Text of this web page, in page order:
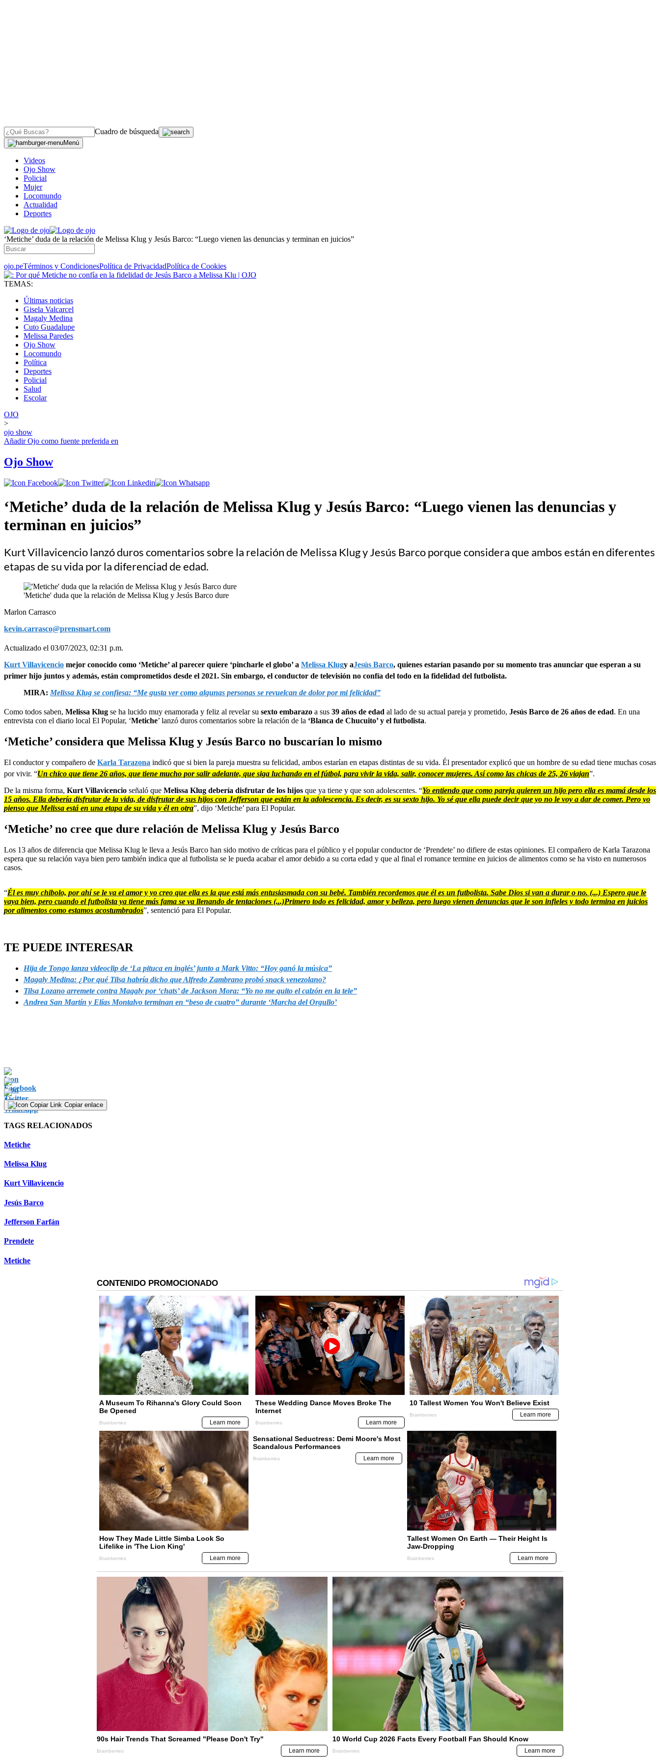
Cuadro de búsqueda
Menú
Videos
Ojo Show
Policial
Mujer
Locomundo
Actualidad
Deportes
‘Metiche’ duda de la relación de Melissa Klug y Jesús Barco: “Luego vienen las denuncias y terminan en juicios”
ojo.peTérminos y CondicionesPolítica de PrivacidadPolítica de Cookies
TEMAS:
Últimas noticias
Gisela Valcarcel
Magaly Medina
Cuto Guadalupe
Melissa Paredes
Ojo Show
Locomundo
Política
Deportes
Policial
Salud
Escolar
OJO
>
ojo show
AñadirOjo como fuente preferida en
Ojo Show
‘Metiche’ duda de la relación de Melissa Klug y Jesús Barco: “Luego vienen las denuncias y
terminan en juicios”
Kurt Villavicencio lanzó duros comentarios sobre la relación de Melissa Klug y Jesús Barco porque considera que ambos están en diferentes
etapas de su vida por la diferenciad de edad.
'Metiche' duda que la relación de Melissa Klug y Jesús Barco dure
Marlon Carrasco
kevin.carrasco@prensmart.com
Actualizado el 03/07/2023, 02:31 p.m.
Kurt Villavicencio mejor conocido como ‘Metiche’ al parecer quiere ‘pincharle el globo’ a Melissa Klugy aJesús Barco, quienes estarían pasando por su momento tras anunciar que esperan a su
primer hijo juntos y además, están comprometidos desde el 2021. Sin embargo, el conductor de televisión no confía del todo en la fidelidad del futbolista.
MIRA: Melissa Klug se confiesa: “Me gusta ver como algunas personas se revuelcan de dolor por mi felicidad”
Como todos saben, Melissa Klug se ha lucido muy enamorada y feliz al revelar su sexto embarazo a sus 39 años de edad al lado de su actual pareja y prometido, Jesús Barco de 26 años de edad. En una
entrevista con el diario local El Popular, ‘Metiche’ lanzó duros comentarios sobre la relación de la ‘Blanca de Chucuito’ y el futbolista.
‘Metiche’ considera que Melissa Klug y Jesús Barco no buscarían lo mismo
El conductor y compañero de Karla Tarazona indicó que si bien la pareja muestra su felicidad, ambos estarían en etapas distintas de su vida. Él presentador explicó que un hombre de su edad tiene muchas cosas
por vivir. “Un chico que tiene 26 años, que tiene mucho por salir adelante, que siga luchando en el fútbol, para vivir la vida, salir, conocer mujeres. Así como las chicas de 25, 26 viajan”.
De la misma forma, Kurt Villavicencio señaló que Melissa Klug debería disfrutar de los hijos que ya tiene y que son adolescentes. “Yo entiendo que como pareja quieren un hijo pero ella es mamá desde los
15 años. Ella debería disfrutar de la vida, de disfrutar de sus hijos con Jefferson que están en la adolescencia. Es decir, es su sexto hijo. Yo sé que ella puede decir que yo no le voy a dar de comer. Pero yo
pienso que Melissa está en una etapa de su vida y él en otra”, dijo ‘Metiche’ para El Popular.
‘Metiche’ no cree que dure relación de Melissa Klug y Jesús Barco
Los 13 años de diferencia que Melissa Klug le lleva a Jesús Barco han sido motivo de críticas para el público y el popular conductor de ‘Prendete’ no difiere de estas opiniones. El compañero de Karla Tarazona
espera que su relación vaya bien pero también indica que al futbolista se le pueda acabar el amor debido a su corta edad y que al final el romance termine en juicios de alimentos como se ha visto en numerosos
casos.
“Él es muy chibolo, por ahí se le va el amor y yo creo que ella es la que está más entusiasmada con su bebé. También recordemos que él es un futbolista. Sabe Dios si van a durar o no. (...) Espero que le
vaya bien, pero cuando el futbolista ya tiene más fama se va llenando de tentaciones (...)Primero todo es felicidad, amor y belleza, pero luego vienen denuncias que le son infieles y todo termina en juicios
por alimentos como estamos acostumbrados”, sentenció para El Popular.
TE PUEDE INTERESAR
Hija de Tongo lanza videoclip de ‘La pituca en inglés’ junto a Mark Vitto: “Hoy ganó la música”
Magaly Medina: ¿Por qué Tilsa habría dicho que Alfredo Zambrano probó snack venezolano?
Tilsa Lozano arremete contra Magaly por ‘chats’ de Jackson Mora: “Yo no me quito el calzón en la tele”
Andrea San Martín y Elías Montalvo terminan en “beso de cuatro” durante ‘Marcha del Orgullo’
Copiar enlace
TAGS RELACIONADOS
Metiche
Melissa Klug
Kurt Villavicencio
Jesús Barco
Jefferson Farfán
Prendete
Metiche